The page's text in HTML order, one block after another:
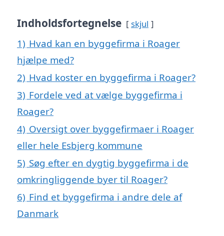
Indholdsfortegnelse skjul
1) Hvad kan en byggefirma i Roager
hjælpe med?
2) Hvad koster en byggefirma i Roager?
3) Fordele ved at vælge byggefirma i
Roager?
4) Oversigt over byggefirmaer i Roager
eller hele Esbjerg kommune
5) Søg efter en dygtig byggefirma i de
omkringliggende byer til Roager?
6) Find et byggefirma i andre dele af
Danmark